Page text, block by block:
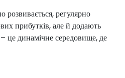
регулярно
прибутків, але й додають
динамічне середовище, де